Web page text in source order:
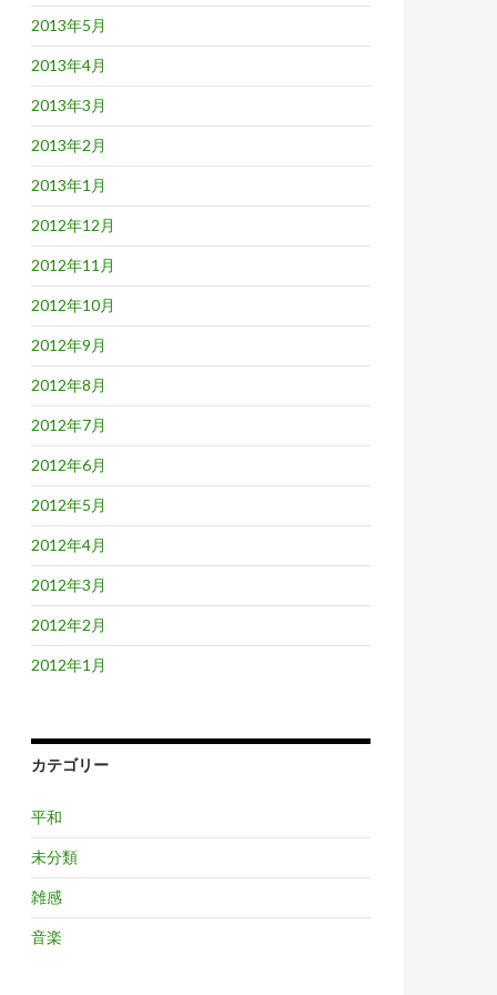
2013年5月
2013年4月
2013年3月
2013年2月
2013年1月
2012年12月
2012年11月
2012年10月
2012年9月
2012年8月
2012年7月
2012年6月
2012年5月
2012年4月
2012年3月
2012年2月
2012年1月
カテゴリー
平和
未分類
雑感
音楽